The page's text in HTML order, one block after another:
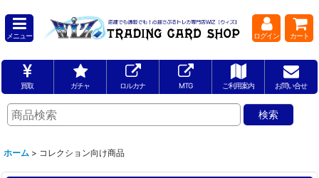
メニュー ログイン カート
買取 ガチャ ロルカナ MTG ご利用案内 お問い合せ
ホーム > コレクション向け商品